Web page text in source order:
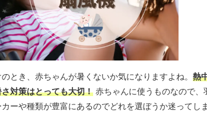
とき、赤ちゃんが暑くないか気になりますよね。 熱
対策はとっても大切！ 赤ちゃんに使うものなので、
ーや種類が豊富にあるのでどれを選ぼうか迷ってし